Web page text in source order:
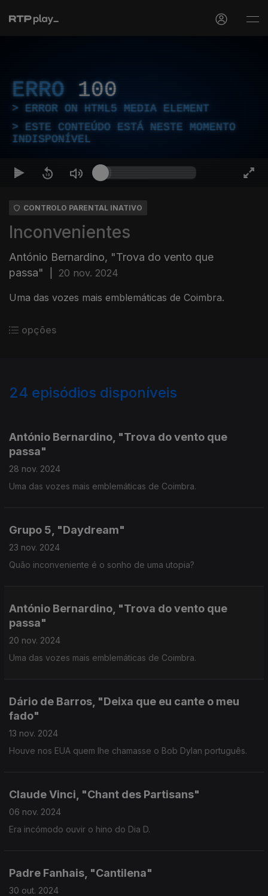
ERRO 100
ERROR ON HTML5 MEDIA ELEMENT
ESTE CONTEÚDO ESTÁ NESTE MOMENTO
INDISPONÍVEL
CONTROLO PARENTAL INATIVO
Inconvenientes
António Bernardino, "Trova do vento que
passa"
20 nov. 2024
Uma das vozes mais emblemáticas de Coimbra.
opções
24 episódios disponíveis
António Bernardino, "Trova do vento que
passa"
28 nov. 2024
Uma das vozes mais emblemáticas de Coimbra.
Grupo 5, "Daydream"
23 nov. 2024
Quão inconveniente é o sonho de uma utopia?
António Bernardino, "Trova do vento que
passa"
20 nov. 2024
Uma das vozes mais emblemáticas de Coimbra.
Dário de Barros, "Deixa que eu cante o meu
fado"
13 nov. 2024
Houve nos EUA quem lhe chamasse o Bob Dylan português.
Claude Vinci, "Chant des Partisans"
06 nov. 2024
Era incómodo ouvir o hino do Dia D.
Padre Fanhais, "Cantilena"
30 out. 2024